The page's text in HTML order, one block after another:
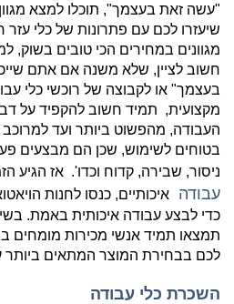
"עשה זאת בעצמך", תוכלו למצא
שיעזרו לכם עם פתרונות של כלי עזר
מגוונים במחירים הכי טובים
חשוב לציין, שלא משנה אם אתם
בעצמך" או לקבוצה של רוכשי כלי
מקצועית, תמיד חשוב להקפיד על
העבודה, מהפשוט ביותר ועד למרוכב
בטוחים לשימוש, שכן הם מבצעים
ניסור, שבירה, קדוח וכדו'. אז הגיע
עבודה
איכותיים, כנסו לחנות
כדי לבצע עבודה איכותית באמת.
תמצאו תמיד אנשי מכירות מומחים
לכם בבחירת המוצר המתאים ביותר
השכרת כלי עבודה